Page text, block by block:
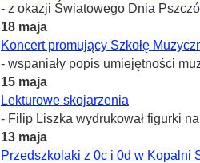
- z okazji Światowego Dnia
18 maja
Koncert promujący Szkołę
- wspaniały popis umiejętności
15 maja
Lekturowe skojarzenia
- Filip Liszka wydrukował figurki
13 maja
Przedszkolaki z 0c i 0d w Kopalni